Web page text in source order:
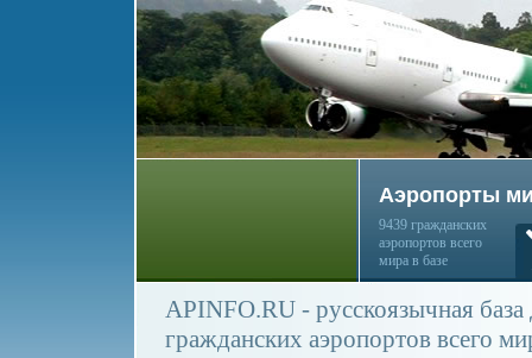
Аэропорты
9439 гражданских
аэропортов всего
мира в базе
APINFO.RU - русскоязычная
гражданских аэропортов всего